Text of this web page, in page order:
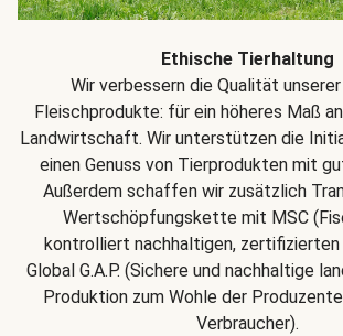
Ethische Tierhaltung
Wir verbessern die Qualität
Fleischprodukte: für ein höheres Maß
Landwirtschaft. Wir unterstützen die
einen Genuss von Tierprodukten mit
Außerdem schaffen wir zusätzlich
Wertschöpfungskette mit MSC
kontrolliert nachhaltigen, zertifizierten
Global G.A.P. (Sichere und nachhaltige
Produktion zum Wohle der
Verbraucher).